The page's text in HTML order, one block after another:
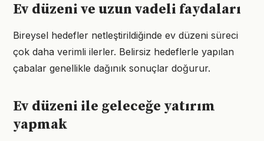
Ev düzeni ve uzun vadeli faydaları
Bireysel hedefler netleştirildiğinde ev düzeni süreci
çok daha verimli ilerler. Belirsiz hedeflerle yapılan
çabalar genellikle dağınık sonuçlar doğurur.
Ev düzeni ile geleceğe yatırım
yapmak